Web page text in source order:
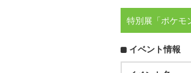
特別展「ポケモ
イベント情報